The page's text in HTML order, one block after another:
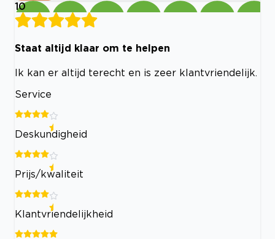
10
Staat altijd klaar om te helpen
Ik kan er altijd terecht en is zeer klantvriendelijk.
Service
Deskundigheid
Prijs/kwaliteit
Klantvriendelijkheid